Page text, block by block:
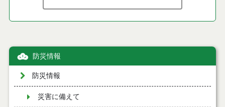
防災情報
防災情報
災害に備えて